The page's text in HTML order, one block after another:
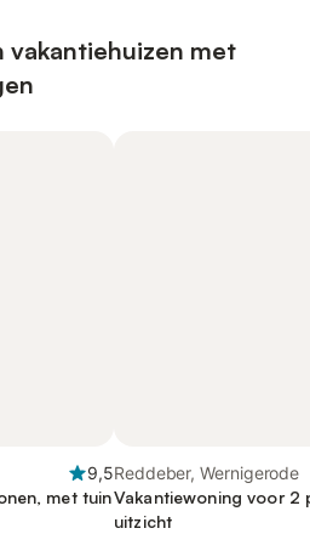
vakantiehuizen met
9,5
met tuin
Reddeber, Wernigerode
Vakantiewoning voor 2
uitzicht